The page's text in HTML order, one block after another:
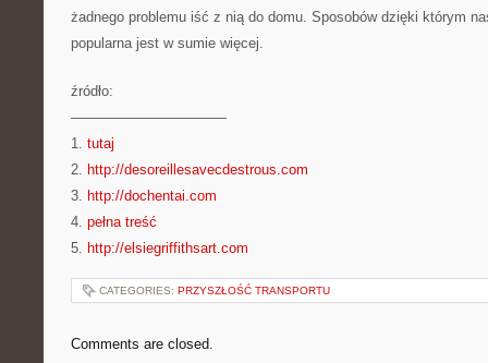
żadnego problemu iść z nią do domu. Sposobów dzięki którym
popularna jest w sumie więcej.
źródło:
———————————
1. tutaj
2. http://desoreillesavecdestrous.com
3. http://dochentai.com
4. pełna treść
5. http://elsiegriffithsart.com
CATEGORIES: PRZYSZŁOŚĆ TRANSPORTU
Comments are closed.